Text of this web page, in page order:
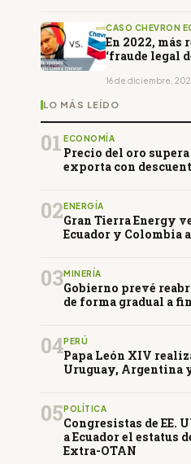
CASO CHEVRON
En 2022, más
‘fraude legal
16 de diciembre,
LO MÁS LEÍDO
01 ECONOMÍA
Precio del oro
exporta con
02 ENERGÍA
Gran Tierra Energy
Ecuador y Colombia
03MINERÍA
Gobierno prevé
de forma gradual a
04PERÚ
Papa León XIV
Uruguay, Argentina
05 POLÍTICA
Congresistas de EE.
a Ecuador el estatus
Extra-OTAN